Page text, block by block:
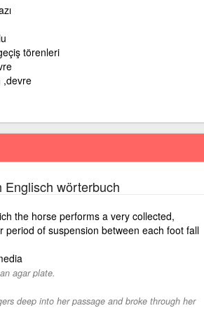
törenleri
,devre
wörterbuch
the horse performs a very collected,
of suspension between each foot fall
agar plate.
deep into her passage and broke through her